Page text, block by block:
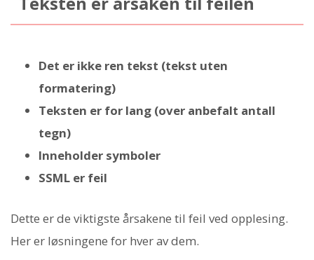
Det er ikke ren tekst (tekst uten
formatering)
Teksten er for lang (over anbefalt antall
tegn)
Inneholder symboler
SSML er feil
Dette er de viktigste årsakene til feil ved opplesing.
Her er løsningene for hver av dem.